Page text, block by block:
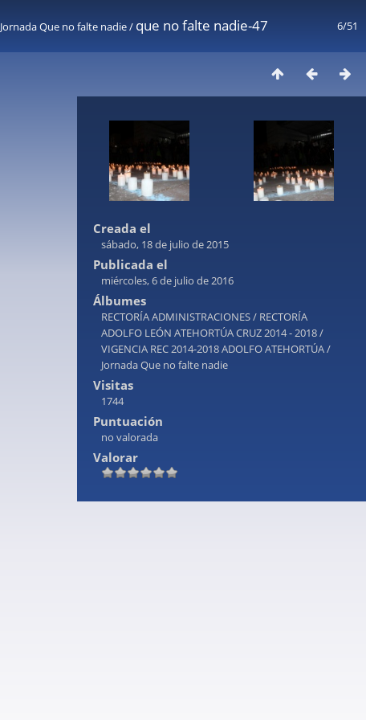
6/51
Jornada Que no falte nadie/ que no falte nadie-47
Creada el
sábado, 18 de julio de 2015
Publicada el
miércoles, 6 de julio de 2016
Álbumes
RECTORÍA ADMINISTRACIONES/ RECTORÍA
ADOLFO LEÓN ATEHORTÚA CRUZ 2014 - 2018/
VIGENCIA REC 2014-2018 ADOLFO ATEHORTÚA/
Jornada Que no falte nadie
Visitas
1744
Puntuación
no valorada
Valorar